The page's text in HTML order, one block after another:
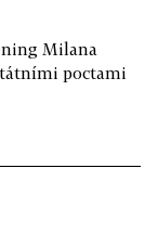
Milana
poctami